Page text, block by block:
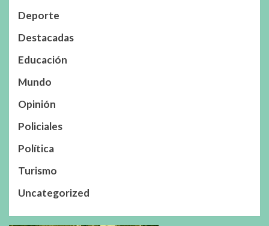
Deporte
Destacadas
Educación
Mundo
Opinión
Policiales
Política
Turismo
Uncategorized